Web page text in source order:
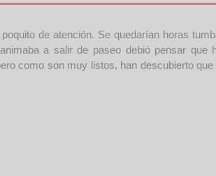
de atención. Se quedarían horas
a salir de paseo debió pensar que
como son muy listos, han descubierto que